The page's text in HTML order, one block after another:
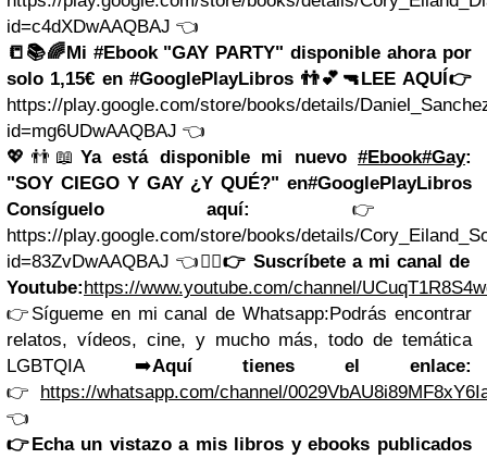
id=c4dXDwAAQBAJ 👈
📒📚🌈Mi #Ebook "GAY PARTY" disponible ahora por
solo 1,15€ en #GooglePlayLibros 👬💕🔫LEE AQUÍ👉
https://play.google.com/store/books/details/
id=mg6UDwAAQBAJ 👈
💖👬📖 Ya está disponible mi nuevo #Ebook#Gay:
"SOY CIEGO Y GAY ¿Y QUÉ?" en#GooglePlayLibros
Consíguelo aquí:
👉
https://play.google.com/store/books/details/
id=83ZvDwAAQBAJ 👈🏳️‍🌈👉 Suscríbete a mi canal de
Youtube:https://www.youtube.com/channel/
👉Sígueme en mi canal de Whatsapp:Podrás encontrar
relatos, vídeos, cine, y mucho más, todo de temática
LGBTQIA ➡️Aquí tienes el enlace:
👉 https://whatsapp.com/channel/
👈
👉Echa un vistazo a mis libros y ebooks publicados